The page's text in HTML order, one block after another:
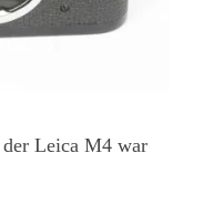
Leica M4 war